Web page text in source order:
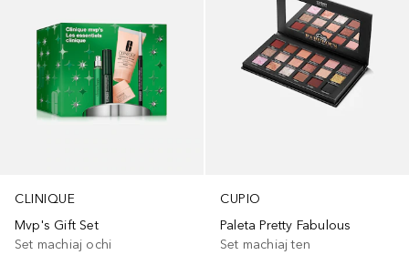
CLINIQUE
Mvp's Gift Set
Set machiaj ochi
CUPIO
Paleta Pretty Fabulous
Set machiaj ten